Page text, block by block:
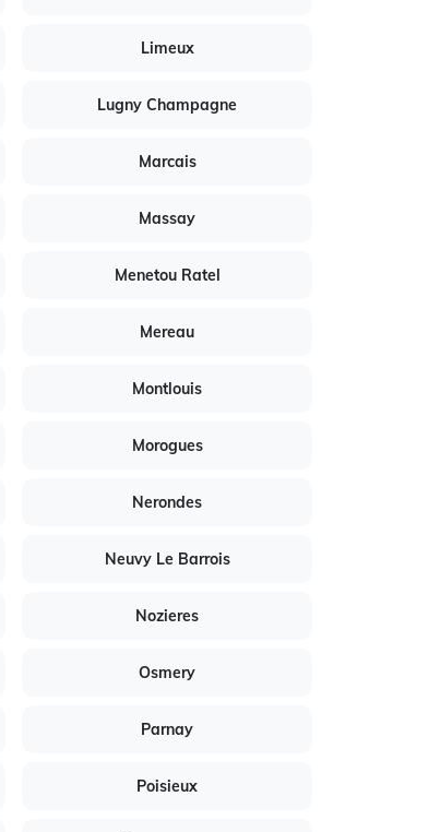
Limeux
Lugny Champagne
Marcais
Massay
Menetou Ratel
Mereau
Montlouis
Morogues
Nerondes
Neuvy Le Barrois
Nozieres
Osmery
Parnay
Poisieux